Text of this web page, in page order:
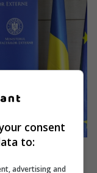
din
consent
to:
advertising and